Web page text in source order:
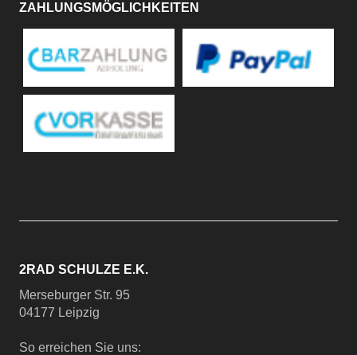
ZAHLUNGSMÖGLICHKEITEN
2RAD SCHULZE E.K.
Merseburger Str. 95
04177 Leipzig
So erreichen Sie uns: